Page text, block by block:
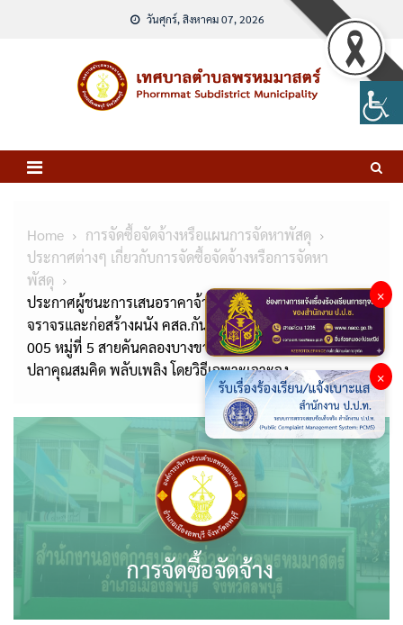
วันศุกร์, สิงหาคม 07, 2026
Home
การจัดซื้อจัดจ้างหรือแผนการจัดหาพัสดุ
ประกาศต่างๆ เกี่ยวกับการจัดซื้อจัดจ้างหรือการจัดหา
พัสดุ
ประกาศผู้ชนะการเสนอราคาจ้างโครงการขยายไหล่ถนนผิว
จราจรและก่อสร้างผนัง คสล.กันดิน รหัสสายทาง ลบ.ถ.88-
005 หมู่ที่ 5 สายคันคลองบางขามจากปลายสะพานไปบ่อ
ปลาคุณสมคิด พลับเพลิง โดยวิธีเฉพาะเจาะจง
×
×